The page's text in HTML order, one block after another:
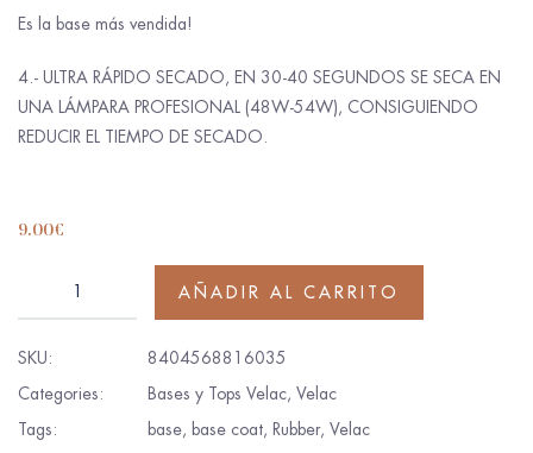
Es la base más vendida!
4.- ULTRA RÁPIDO SECADO, EN 30-40 SEGUNDOS SE SECA EN
UNA LÁMPARA PROFESIONAL (48W-54W), CONSIGUIENDO
REDUCIR EL TIEMPO DE SECADO.
9.00€
AÑADIR AL CARRITO
SKU:
8404568816035
Categories:
Bases y Tops Velac, Velac
Tags:
base, base coat, Rubber, Velac